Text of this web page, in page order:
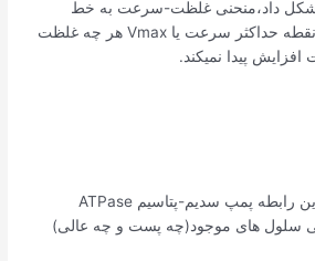
شکل داد،منحنی غلظت-سرعت به خط
راست تبدیل شده و از نقطه حداکثر سرعت یا Vmax هر چه غلظت
پیدا نمیکند.
معروف ترین مثال در این رابطه پمپ سدیم-پتاسیم ATPase
سلول های موجود(چه پست و چه عالی)